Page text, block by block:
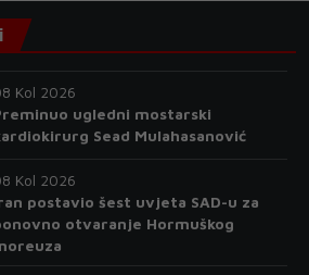
Kol 2026
ugledni mostarski
Sead Mulahasanović
Kol 2026
postavio šest uvjeta SAD-u za
otvaranje Hormuškog